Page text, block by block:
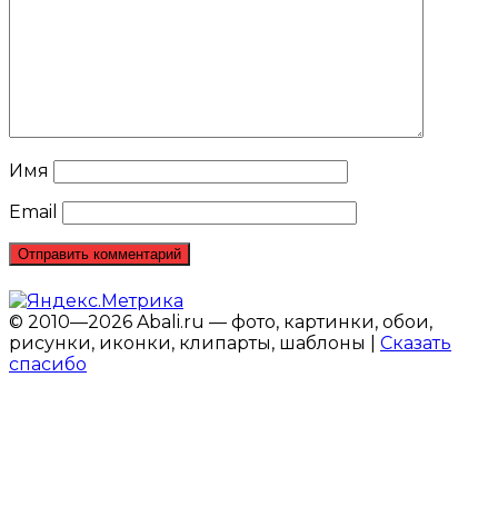
Имя
Email
© 2010—2026 Abali.ru — фото, картинки, обои,
рисунки, иконки, клипарты, шаблоны | Сказать
спасибо